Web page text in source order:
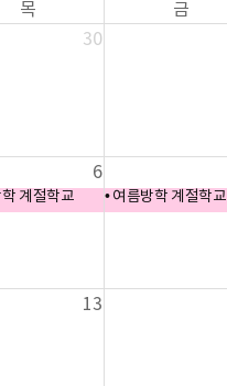
목 금
30
6
계절학교 여름방학 계절학교
13